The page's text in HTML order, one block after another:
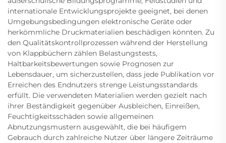
internationale Entwicklungsprojekte geeignet, bei denen
Umgebungsbedingungen elektronische Geräte oder
herkömmliche Druckmaterialien beschädigen könnten. Zu
den Qualitätskontrollprozessen während der Herstellung
von Klappbüchern zählen Belastungstests,
Haltbarkeitsbewertungen sowie Prognosen zur
Lebensdauer, um sicherzustellen, dass jede Publikation vor
Erreichen des Endnutzers strenge Leistungsstandards
erfüllt. Die verwendeten Materialien werden gezielt nach
ihrer Beständigkeit gegenüber Ausbleichen, Einreißen,
Feuchtigkeitsschäden sowie allgemeinen
Abnutzungsmustern ausgewählt, die bei häufigem
Gebrauch durch zahlreiche Nutzer über längere Zeiträume